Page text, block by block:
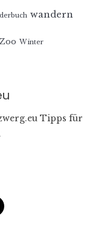
wandern
Winter
Tipps für